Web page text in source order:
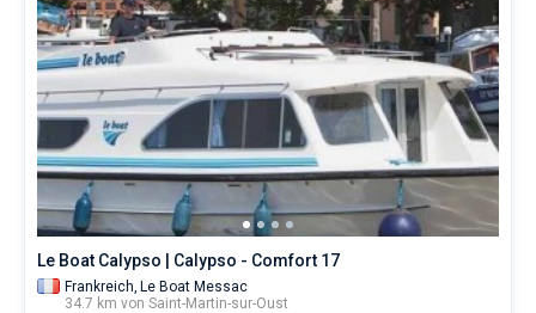
Le Boat Calypso | Calypso - Comfort 17
Frankreich, Le Boat Messac
34.7 km von Saint-Martin-sur-Oust